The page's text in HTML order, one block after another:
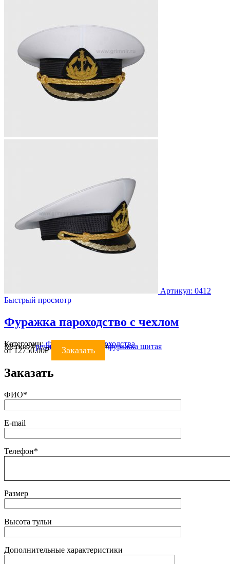
Артикул: 0412
Быстрый просмотр
Фуражка пароходство с чехлом
Категории: ФУРАЖКИ Пароходства
Метки:#речники# #фуражка шитая
от12750.00₽ Заказать
Заказать
ФИО*
E-mail
Телефон*
Размер
Высота тульи
Дополнительные характеристики